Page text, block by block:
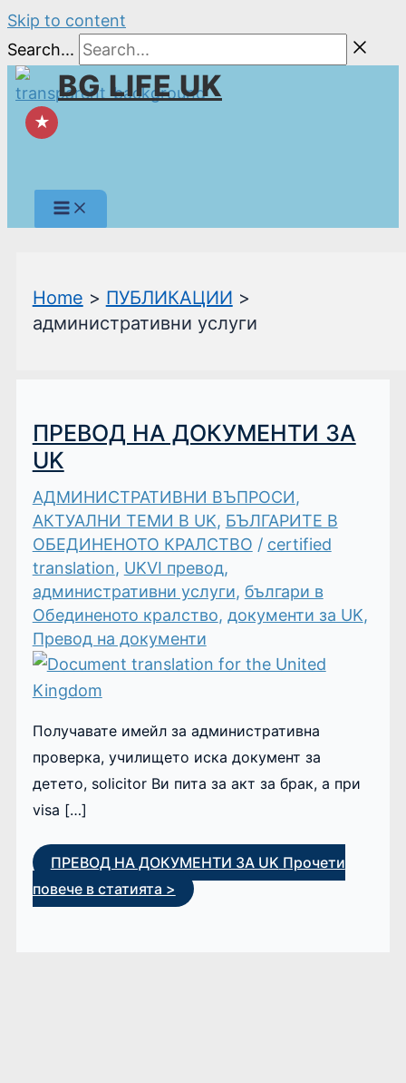
Skip to content
Search...
BG LIFE UK
★
Home
ПУБЛИКАЦИИ
административни услуги
ПРЕВОД НА ДОКУМЕНТИ ЗА
UK
АДМИНИСТРАТИВНИ ВЪПРОСИ,
АКТУАЛНИ ТЕМИ В UK, БЪЛГАРИТЕ В
ОБЕДИНЕНОТО КРАЛСТВО / certified
translation, UKVI превод,
административни услуги, българи в
Обединеното кралство, документи за UK,
Превод на документи
Получавате имейл за административна
проверка, училището иска документ за
детето, solicitor Ви пита за акт за брак, а при
visa […]
ПРЕВОД НА ДОКУМЕНТИ ЗА UK Прочети
повече в статията >